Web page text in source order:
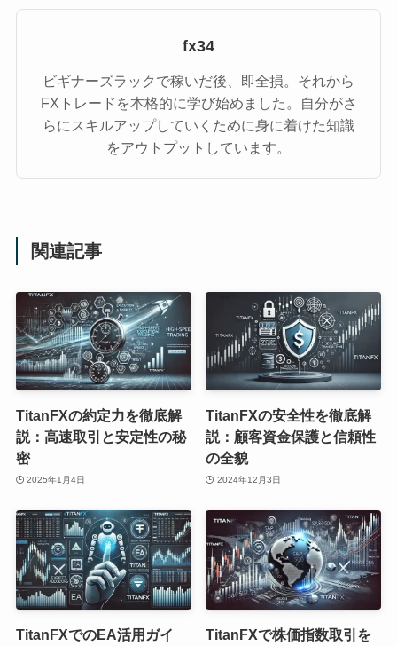
fx34
ビギナーズラックで稼いだ後、即全損。それから
FXトレードを本格的に学び始めました。自分がさ
らにスキルアップしていくために身に着けた知識
をアウトプットしています。
関連記事
TitanFXの約定力を徹底解
説：高速取引と安定性の秘
密
2025年1月4日
TitanFXの安全性を徹底解
説：顧客資金保護と信頼性
の全貌
2024年12月3日
TitanFXでのEA活用ガイ
TitanFXで株価指数取引を